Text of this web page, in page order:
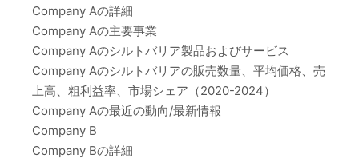
Company Aの詳細
Company Aの主要事業
Company Aのシルトバリア製品およびサービス
Company Aのシルトバリアの販売数量、平均価格、売
上高、粗利益率、市場シェア（2020-2024）
Company Aの最近の動向/最新情報
Company B
Company Bの詳細